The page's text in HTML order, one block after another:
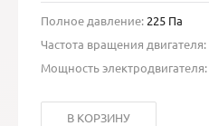
Полное давление: 225 Па
Частота вращения двигателя:
Мощность электродвигателя:
В КОРЗИНУ